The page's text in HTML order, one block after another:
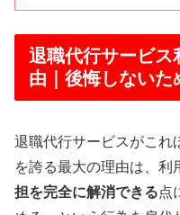
退職代行サービス
由｜後悔しないた
退職代行サービスがこれ
を誇る最大の理由は、利
担を完全に解消できる点